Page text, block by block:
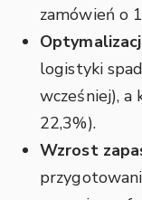
zamówień o
logistyki
wcześniej),
22,3%).
Wzrost